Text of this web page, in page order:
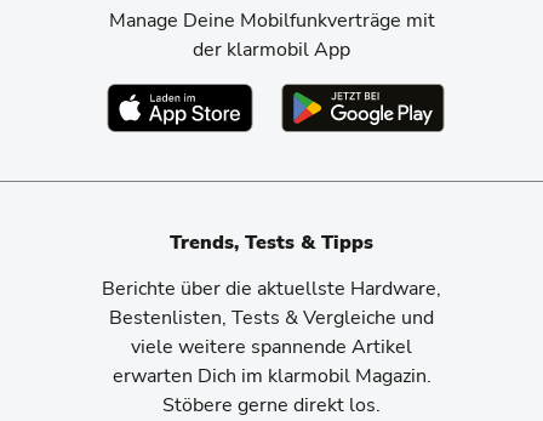
Manage Deine Mobilfunkverträge mit
der klarmobil App
Trends, Tests & Tipps
Berichte über die aktuellste Hardware,
Bestenlisten, Tests & Vergleiche und
viele weitere spannende Artikel
erwarten Dich im klarmobil Magazin.
Stöbere gerne direkt los.